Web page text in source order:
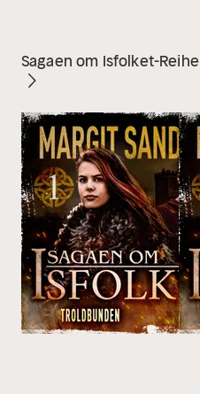
Sagaen om Isfolket-Reihe